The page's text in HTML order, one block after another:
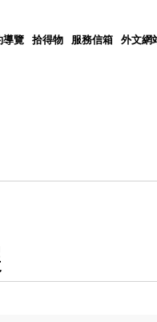
導覽 拾得物 服務信箱 外文網